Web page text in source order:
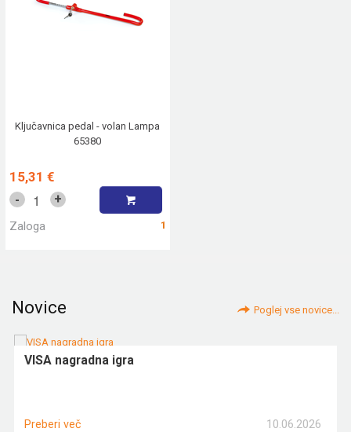
Ključavnica pedal - volan Lampa
65380
15,31 €
- +
Zaloga 1
Novice Poglej vse novice...
VISA nagradna igra
10.06.2026
Preberi več